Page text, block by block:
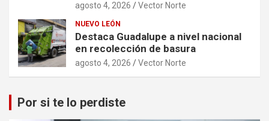
agosto 4, 2026 Vector Norte
NUEVO LEÓN
Destaca Guadalupe a nivel nacional
en recolección de basura
agosto 4, 2026 Vector Norte
Por si te lo perdiste